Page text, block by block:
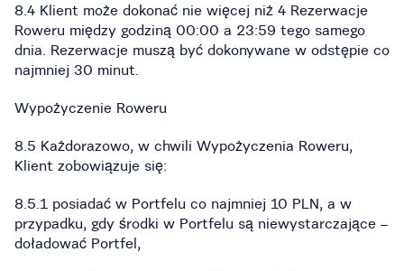
8.4 Klient może dokonać nie więcej niż 4 Rezerwacje
Roweru między godziną 00:00 a 23:59 tego samego
dnia. Rezerwacje muszą być dokonywane w odstępie co
najmniej 30 minut.
Wypożyczenie Roweru
8.5 Każdorazowo, w chwili Wypożyczenia Roweru,
Klient zobowiązuje się:
8.5.1 posiadać w Portfelu co najmniej 10 PLN, a w
przypadku, gdy środki w Portfelu są niewystarczające –
doładować Portfel,